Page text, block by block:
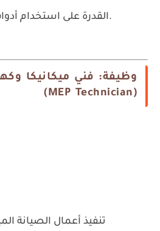
القدرة على استخدام أدوات القياس والصيانة.
وظيفة: فني ميكانيكا
(MEP Technician)
تنفيذ أعمال الصيانة